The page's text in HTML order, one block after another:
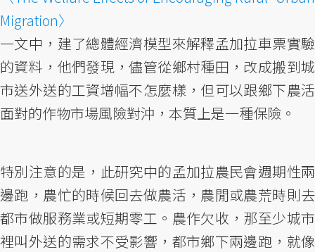
Migration〉
一文中，建了總體經濟模型來解釋孟加拉車票實驗
的資料，他們發現，儘管從鄉村種田，改成搬到城
市送外送的工資增幅不怎麼樣，但可以跟鄉下農活
面對的作物市場風險對沖，本質上是一種保險。
特別注意的是，此研究中的孟加拉農民會週期性兩
邊跑，農忙的時候回去做農活，農閒或農荒時則去
都市做服務業或短期零工。農作欠收，那至少城市
裡叫外送的需求不受影響，都市鄉下兩邊跑，就像